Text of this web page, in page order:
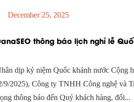
December 25, 2025
thông báo lịch nghỉ lễ
dịp kỷ niệm Quốc khánh nước Cộng
9/2025), Công ty TNHH Công nghệ và
thông báo đến Quý khách hàng, đối...